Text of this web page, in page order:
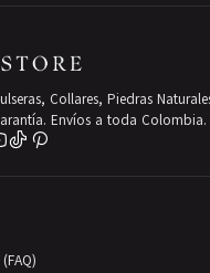
Collares, Piedras
Envíos a toda Colombia.